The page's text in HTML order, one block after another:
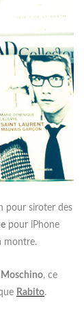
pour siroter des
pour iPhone
montre.
, ce
Rabito.